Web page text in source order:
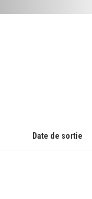
Date de sortie